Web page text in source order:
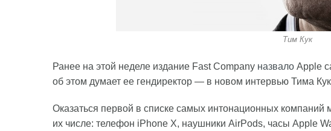
Тим Кук
Ранее на этой неделе издание Fast Company назвало Apple
об этом думает ее гендиректор — в новом интервью Тима
Оказаться первой в списке самых интонационных компаний
их числе: телефон iPhone X, наушники AirPods, часы Apple